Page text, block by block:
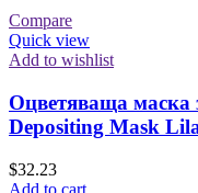
Compare
Quick view
Add to wishlist
Оцветяваща маска
Depositing Mask
$32.23
Add to cart